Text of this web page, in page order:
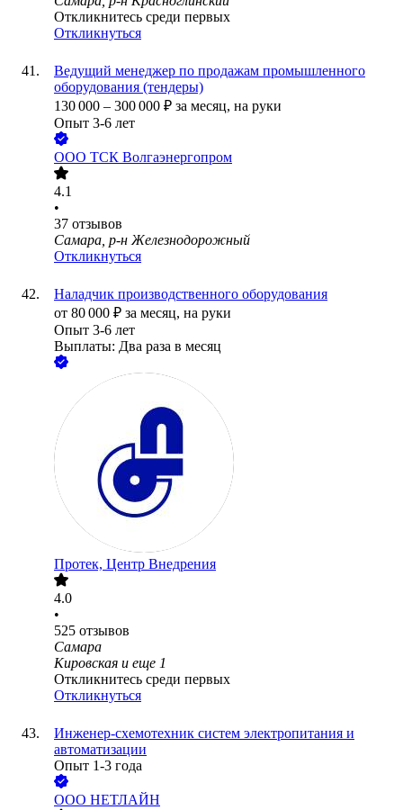
Откликнитесь среди первых
Откликнуться
Ведущий менеджер по продажам промышленного
оборудования (тендеры)
130 000 – 300 000 ₽ за месяц, на руки
Опыт 3-6 лет
ООО ТСК Волгаэнергопром
4.1
•
37 отзывов
Самара, р-н Железнодорожный
Откликнуться
Наладчик производственного оборудования
от 80 000 ₽ за месяц, на руки
Опыт 3-6 лет
Выплаты: Два раза в месяц
Протек, Центр Внедрения
4.0
•
525 отзывов
Самара
Кировская и еще 1
Откликнитесь среди первых
Откликнуться
Инженер-схемотехник систем электропитания и
автоматизации
Опыт 1-3 года
ООО НЕТЛАЙН